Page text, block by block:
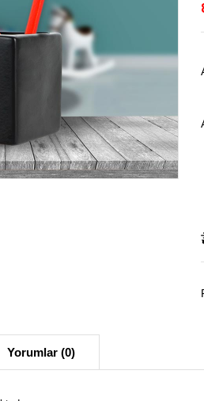
Yorumlar (0)